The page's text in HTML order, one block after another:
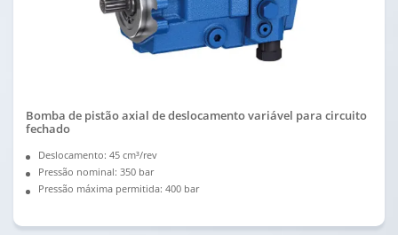
Bomba de pistão axial de deslocamento variável para circuito
fechado
Deslocamento: 45 cm³/rev
Pressão nominal: 350 bar
Pressão máxima permitida: 400 bar